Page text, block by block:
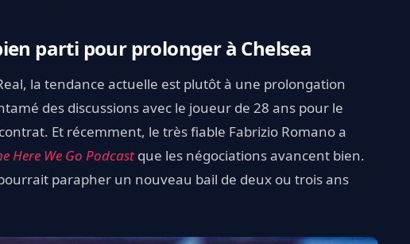
parti pour prolonger à Chelsea
la tendance actuelle est plutôt à une prolongation
des discussions avec le joueur de 28 ans pour le
Et récemment, le très fiable Fabrizio Romano a
Here We Go Podcast que les négociations avancent bien.
parapher un nouveau bail de deux ou trois ans